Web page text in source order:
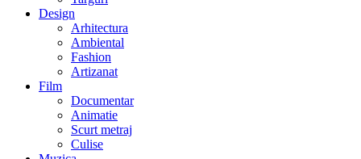
Design
Arhitectura
Ambiental
Fashion
Artizanat
Film
Documentar
Animatie
Scurt metraj
Culise